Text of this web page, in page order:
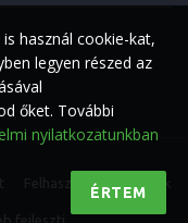
Felhasználási feltételek
is használ cookie-kat,
legyen részed az
őket. További
nyilatkozatunkban
ÉRTEM